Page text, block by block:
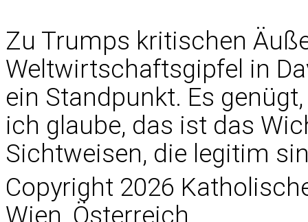
Zu Trumps kritischen
Weltwirtschaftsgipfel in
ein Standpunkt. Es
ich glaube, das ist das
Sichtweisen, die legitim
Copyright 2026
Wien, Österreich